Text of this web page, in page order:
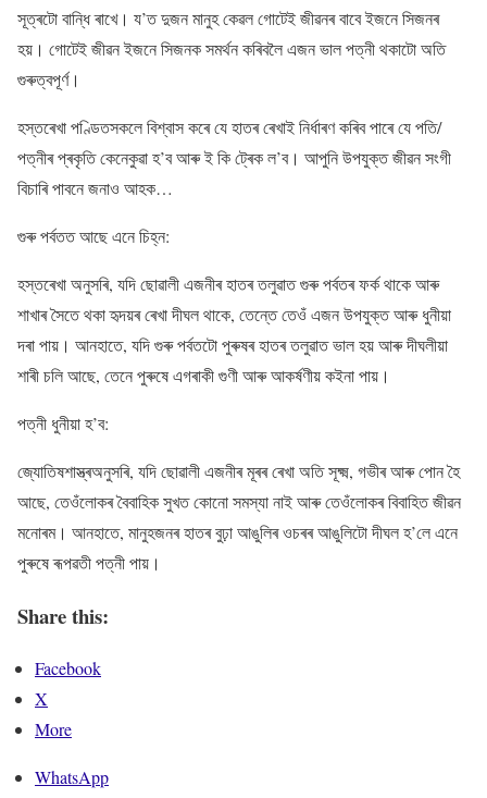
সূত্ৰটো বান্ধি ৰাখে। য’ত দুজন মানুহ কেৱল গোটেই জীৱনৰ বাবে ইজনে সিজনৰ
হয়। গোটেই জীৱন ইজনে সিজনক সমৰ্থন কৰিবলৈ এজন ভাল পত্নী থকাটো অতি
গুৰুত্বপূৰ্ণ।
হস্তৰেখা পণ্ডিতসকলে বিশ্বাস কৰে যে হাতৰ ৰেখাই নিৰ্ধাৰণ কৰিব পাৰে যে পতি/
পত্নীৰ প্ৰকৃতি কেনেকুৱা হ’ব আৰু ই কি ট্ৰেক ল’ব। আপুনি উপযুক্ত জীৱন সংগী
বিচাৰি পাবনে জনাও আহক…
গুৰু পৰ্বতত আছে এনে চিহ্ন:
হস্তৰেখা অনুসৰি, যদি ছোৱালী এজনীৰ হাতৰ তলুৱাত গুৰু পৰ্বতৰ ফৰ্ক থাকে আৰু
শাখাৰ সৈতে থকা হৃদয়ৰ ৰেখা দীঘল থাকে, তেন্তে তেওঁ এজন উপযুক্ত আৰু ধুনীয়া
দৰা পায়। আনহাতে, যদি গুৰু পৰ্বতটো পুৰুষৰ হাতৰ তলুৱাত ভাল হয় আৰু দীঘলীয়া
শাৰী চলি আছে, তেনে পুৰুষে এগৰাকী গুণী আৰু আকৰ্ষণীয় কইনা পায়।
পত্নী ধুনীয়া হ’ব:
জ্যোতিষশাস্ত্ৰঅনুসৰি, যদি ছোৱালী এজনীৰ মূৰৰ ৰেখা অতি সূক্ষ্ম, গভীৰ আৰু পোন হৈ
আছে, তেওঁলোকৰ বৈবাহিক সুখত কোনো সমস্যা নাই আৰু তেওঁলোকৰ বিবাহিত জীৱন
মনোৰম। আনহাতে, মানুহজনৰ হাতৰ বুঢ়া আঙুলিৰ ওচৰৰ আঙুলিটো দীঘল হ’লে এনে
পুৰুষে ৰূপৱতী পত্নী পায়।
Share this:
Facebook
X
More
WhatsApp